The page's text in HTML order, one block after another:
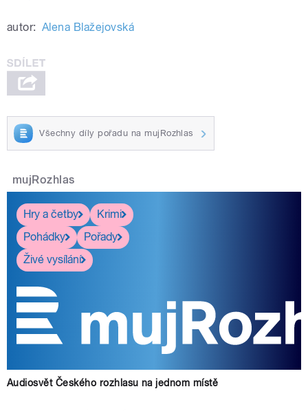
autor: Alena Blažejovská
Všechny díly pořadu na mujRozhlas
mujRozhlas
Hry a četby
Krimi
Pohádky
Pořady
Živé vysílání
Audiosvět Českého rozhlasu na jednom místě